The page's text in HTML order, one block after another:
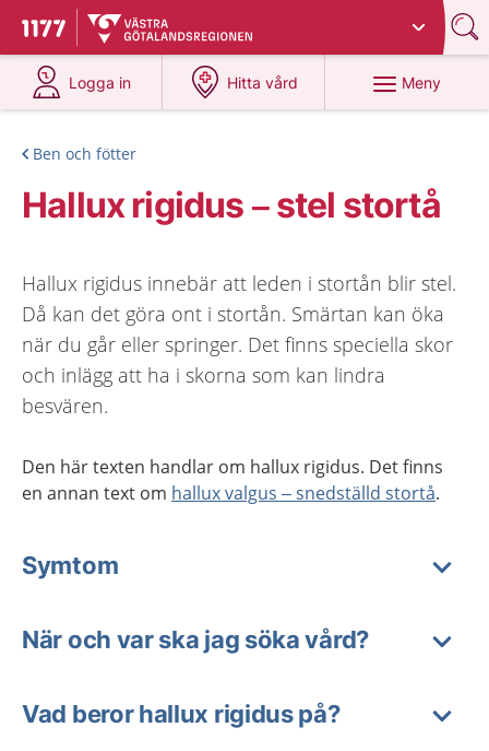
Till startsidan för 1177
Du har valt region
Logga in
på 1177.se
Hitta vård
på 1177.se
Meny
Ben och fötter
Hallux rigidus – stel stortå
Hallux rigidus innebär att leden i stortån blir stel.
Då kan det göra ont i stortån. Smärtan kan öka
när du går eller springer. Det finns speciella skor
och inlägg att ha i skorna som kan lindra
besvären.
Den här texten handlar om hallux rigidus. Det finns
en annan text om hallux valgus – snedställd stortå.
Symtom
När och var ska jag söka vård?
Vad beror hallux rigidus på?